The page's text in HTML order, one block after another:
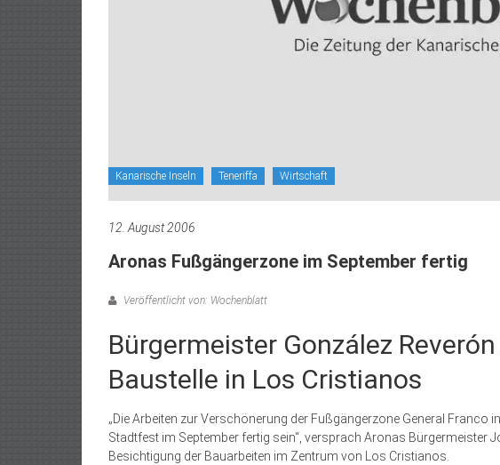
Kanarische Inseln Teneriffa Wirtschaft
12. August 2006
Aronas Fußgängerzone im September fertig
Veröffentlicht von: Wochenblatt
Bürgermeister González
Baustelle in Los Cristianos
„Die Arbeiten zur Verschönerung der Fußgängerzone General Franco
Stadtfest im September fertig sein“, versprach Aronas Bürgermeister
Besichtigung der Bauarbeiten im Zentrum von Los Cristianos.